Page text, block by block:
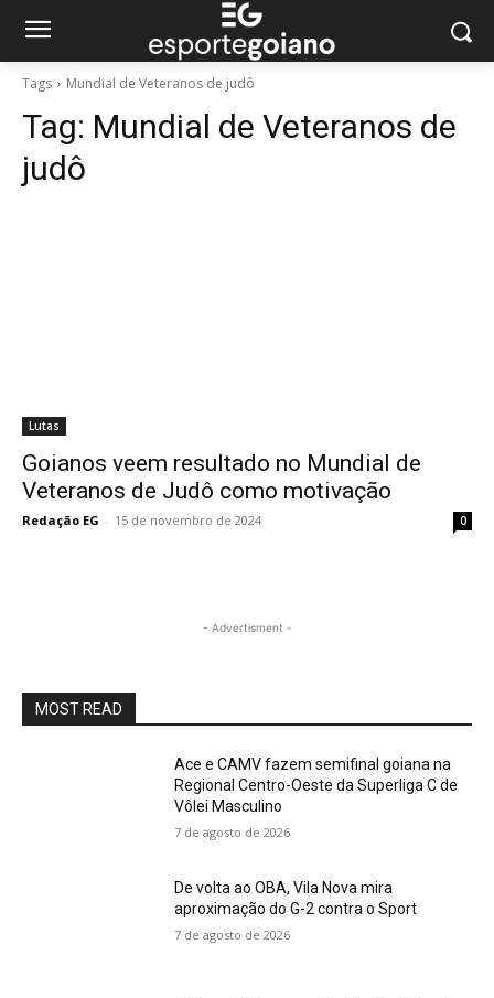
Tags Mundial de Veteranos de judô
Tag: Mundial de Veteranos de
judô
Lutas
Goianos veem resultado no Mundial de
Veteranos de Judô como motivação
Redação EG - 15 de novembro de 2024 0
- Advertisment -
MOST READ
Ace e CAMV fazem semifinal goiana na
Regional Centro-Oeste da Superliga C de
Vôlei Masculino
7 de agosto de 2026
De volta ao OBA, Vila Nova mira
aproximação do G-2 contra o Sport
7 de agosto de 2026